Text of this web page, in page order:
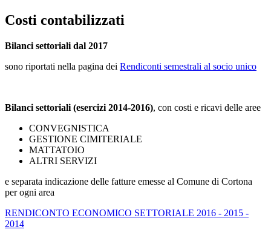
Costi contabilizzati
Bilanci settoriali dal 2017
sono riportati nella pagina dei Rendiconti semestrali al socio unico
Bilanci settoriali (esercizi 2014-2016), con costi e ricavi delle aree
CONVEGNISTICA
GESTIONE CIMITERIALE
MATTATOIO
ALTRI SERVIZI
e separata indicazione delle fatture emesse al Comune di Cortona
per ogni area
RENDICONTO ECONOMICO SETTORIALE 2016 - 2015 -
2014